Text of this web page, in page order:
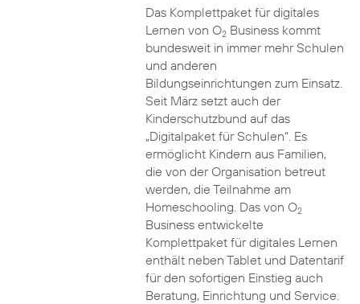
Das Komplettpaket für digitales
Lernen von O2Business kommt
bundesweit in immer mehr Schulen
und anderen
Bildungseinrichtungen zum Einsatz.
Seit März setzt auch der
Kinderschutzbund auf das
„Digitalpaket für Schulen“. Es
ermöglicht Kindern aus Familien,
die von der Organisation betreut
werden, die Teilnahme am
Homeschooling. Das von O2
Business entwickelte
Komplettpaket für digitales Lernen
enthält neben Tablet und Datentarif
für den sofortigen Einstieg auch
Beratung, Einrichtung und Service.